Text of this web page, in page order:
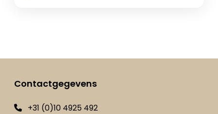
Contactgegevens
+31 (0)10 4925 492